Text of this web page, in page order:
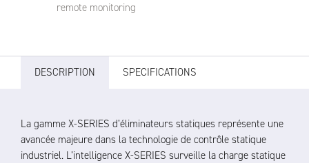
remote monitoring
DESCRIPTION SPECIFICATIONS
La gamme X-SERIES d’éliminateurs statiques représente une
avancée majeure dans la technologie de contrôle statique
industriel. L’intelligence X-SERIES surveille la charge statique